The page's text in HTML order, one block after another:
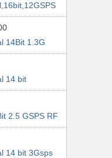
14Bit 1.3G
JESD2
14 bit
2.5 GSPS RF
14 bit 3Gsps